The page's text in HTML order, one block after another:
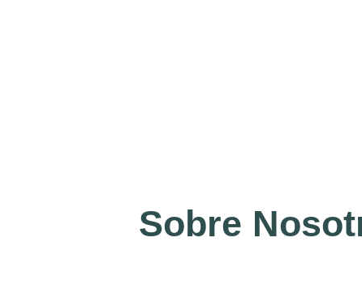
Sobre